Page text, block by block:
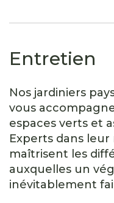
Entretien
Nos jardiniers
vous
espaces verts et
Experts dans
maîtrisent les
auxquelles un
inévitablement